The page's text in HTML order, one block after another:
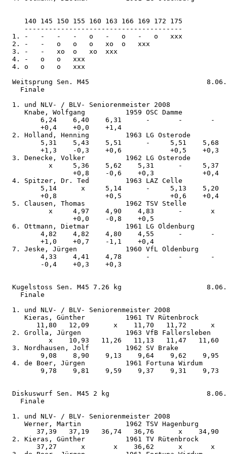
140 145 150 155 160 163 166
     ---------------------------------------
1. -   -   -   -   o   -   o
2. -   -   o   o   o
3. -   -   xo  o
4. -   o   o
4. o   o   o
Weitsprung Sen. M45
    Finale
  1. und NLV- / BLV- Seniorenmeister 2008
Knabe, Wolfgang          1959 OSC Damme
         6,24    6,40    6,31      -       -       -
         +0,4    +0,0    +1,4
2. Holland, Henning         1963 LG Osterode
         5,31    5,43    5,51      -     5,51    5,68
         +1,3    -0,3    +0,6            +0,5    +0,3
3. Denecke, Volker          1962 LG Osterode
           x     5,36    5,62    5,31      -     5,37
                 +0,8    -0,6    +0,3            +0,4
4. Spitzer, Dr. Ted         1963 LAZ Celle
         5,14      x     5,14      -     5,13    5,20
         +0,8            +0,5            +0,6    +0,4
5. Clausen, Thomas          1962 TSV Stelle
           x     4,97    4,90    4,83      -       x
                 +0,0    -0,8    +0,5
6. Ottmann, Dietmar         1961 LG Oldenburg
         4,82    4,82    4,80    4,55      -       -
         +1,0    +0,7    -1,1    +0,4
7. Jeske, Jürgen            1960 VfL Oldenburg
         4,33    4,41    4,78      -       -       -
         -0,4    +0,3    +0,3
Kugelstoss Sen. M45 7.26 kg
    Finale
  1. und NLV- / BLV- Seniorenmeister 2008
Kieras, Günther          1961 TV Rütenbrock
        11,80   12,09      x    11,70   11,72      x
2. Grolla, Jürgen           1963 VfB
           x    10,93   11,26   11,13   11,47   11,60
3. Nordhausen, Jolf         1962 SV Brake
         9,08    8,90    9,13    9,64    9,62    9,95
4. de Boer, Jürgen          1961 Fortuna Wirdum
         9,78    9,81    9,59    9,37    9,31    9,73
Diskuswurf Sen. M45 2 kg
    Finale
  1. und NLV- / BLV- Seniorenmeister 2008
Werner, Martin           1962 TSV Hagenburg
        37,39   37,19   36,74   36,76      x    34,90
2. Kieras, Günther          1961 TV Rütenbrock
        37,27      x       x    36,62      x       x